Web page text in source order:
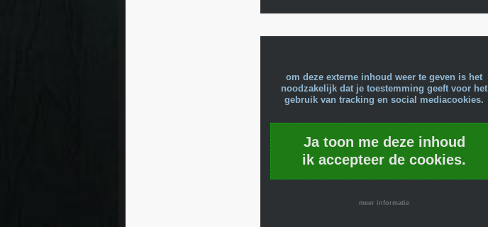
om deze externe inhoud weer te geven is het
noodzakelijk dat je toestemming geeft voor het
gebruik van tracking en social mediacookies.
Ja toon me deze inhoud
ik accepteer de cookies.
meer informatie